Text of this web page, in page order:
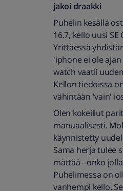
jakoi draakki
Puhelin kesällä
16.7, kello uusi SE
Yrittäessä
'iphone ei ole
watch vaatii
Kellon tiedoissa
vähintään 'vain'
Olen kokeillut
manuaalisesti.
käynnistetty
Sama herja tulee
mättää - onko
Puhelimessa on
vanhempi kello.